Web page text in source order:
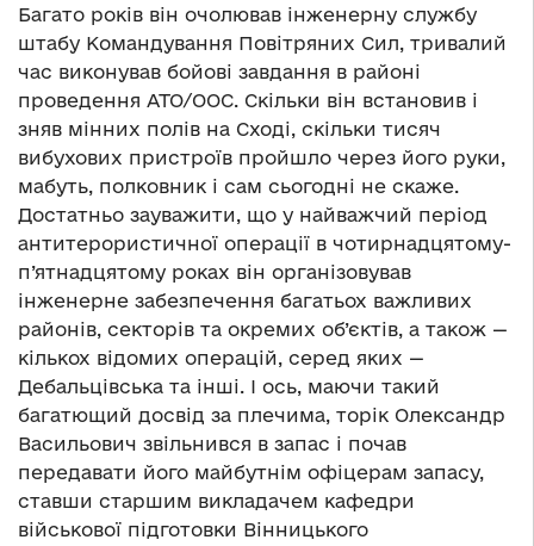
Багато років він очолював інженерну службу
штабу Командування Повітряних Сил, тривалий
час виконував бойові завдання в районі
проведення АТО/ООС. Скільки він встановив і
зняв мінних полів на Cході, скільки тисяч
вибухових пристроїв пройшло через його руки,
мабуть, полковник і сам сьогодні не скаже.
Достатньо зауважити, що у найважчий період
антитерористичної операції в чотирнадцятому-
п’ятнадцятому роках він організовував
інженерне забезпечення багатьох важливих
районів, секторів та окремих об’єктів, а також —
кількох відомих операцій, серед яких —
Дебальцівська та інші. І ось, маючи такий
багатющий досвід за плечима, торік Олександр
Васильович звільнився в запас і почав
передавати його майбутнім офіцерам запасу,
ставши старшим викладачем кафедри
військової підготовки Вінницького